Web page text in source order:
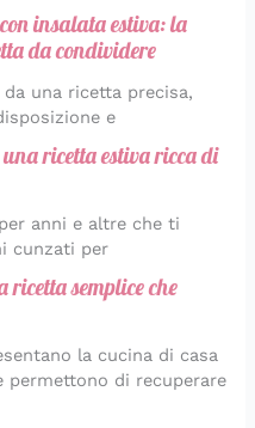
insalata estiva: la
da condividere
una ricetta precisa,
e
ricetta estiva ricca di
anni e altre che ti
cunzati per
semplice che
la cucina di casa
permettono di recuperare